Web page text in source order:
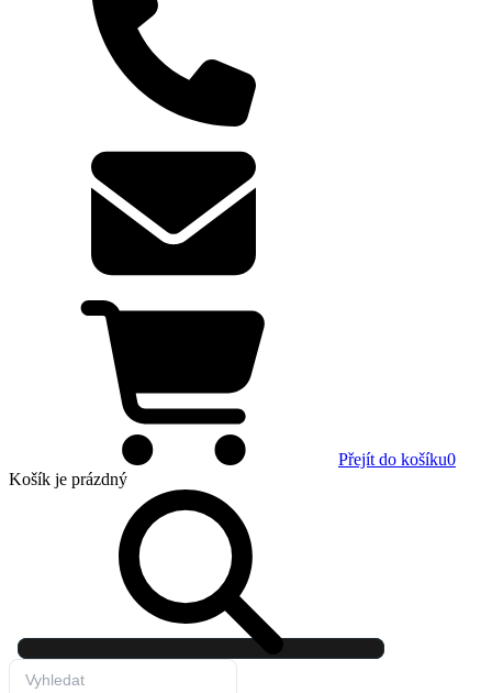
Přejít do košíku0
Košík je prázdný